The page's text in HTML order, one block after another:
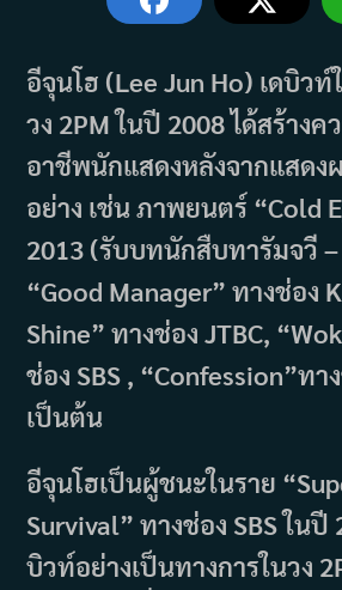
อีจุนโฮ (Lee Jun Ho) เดบิว
วง 2PM ในปี 2008 ได้สร้าง
อาชีพนักแสดงหลังจากแสดง
อย่าง เช่น ภาพยนตร์ “Cold
2013 (รับบทนักสืบทารัมจวี
“Good Manager” ทางช่อง
Shine” ทางช่อง JTBC,
ช่อง SBS , “Confession”ทา
เป็นต้น
อีจุนโฮเป็นผู้ชนะในราย
Survival” ทางช่อง SBS ในปี
บิวท์อย่างเป็นทางการในวง